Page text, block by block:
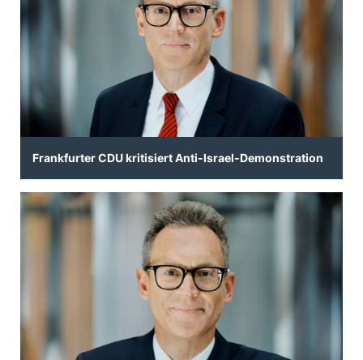
Frankfurter CDU kritisiert Anti-Israel-Demonstration